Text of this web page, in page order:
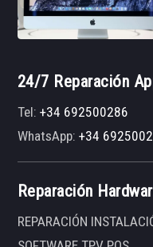
24/7 Reparación
Tel:+34 692500286
WhatsApp:+34
Reparación
REPARACIÓN